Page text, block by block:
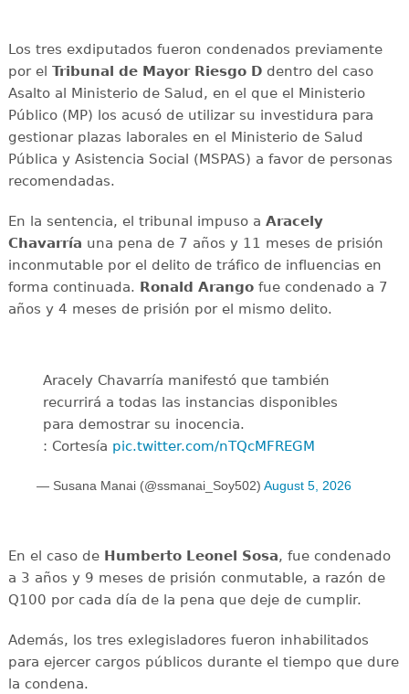
Los tres exdiputados fueron condenados previamente
por el Tribunal de Mayor Riesgo Ddentro del caso
Asalto al Ministerio de Salud, en el que el Ministerio
Público (MP) los acusó de utilizar su investidura para
gestionar plazas laborales en el Ministerio de Salud
Pública y Asistencia Social (MSPAS) a favor de personas
recomendadas.
En la sentencia, el tribunal impuso a Aracely
Chavarría una pena de 7 años y 11 meses de prisión
inconmutable por el delito de tráfico de influencias en
forma continuada. Ronald Arangofue condenado a 7
años y 4 meses de prisión por el mismo delito.
Aracely Chavarría manifestó que también
recurrirá a todas las instancias disponibles
para demostrar su inocencia.
: Cortesía pic.twitter.com/nTQcMFREGM
— Susana Manai (@ssmanai_Soy502) August 5, 2026
En el caso de Humberto Leonel Sosa, fue condenado
a 3 años y 9 meses de prisión conmutable, a razón de
Q100 por cada día de la pena que deje de cumplir.
Además, los tres exlegisladores fueron inhabilitados
para ejercer cargos públicos durante el tiempo que dure
la condena.